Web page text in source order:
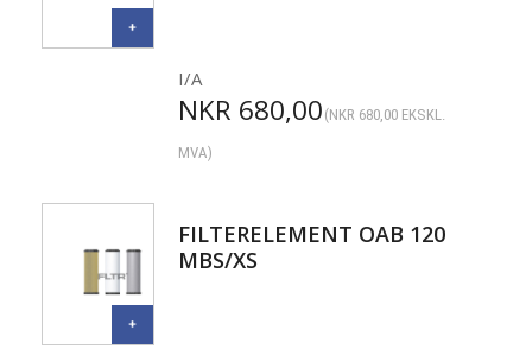
I/A
NKR 680,00 (NKR 680,00EKSKL.
MVA)
FILTERELEMENT OAB 120
MBS/XS